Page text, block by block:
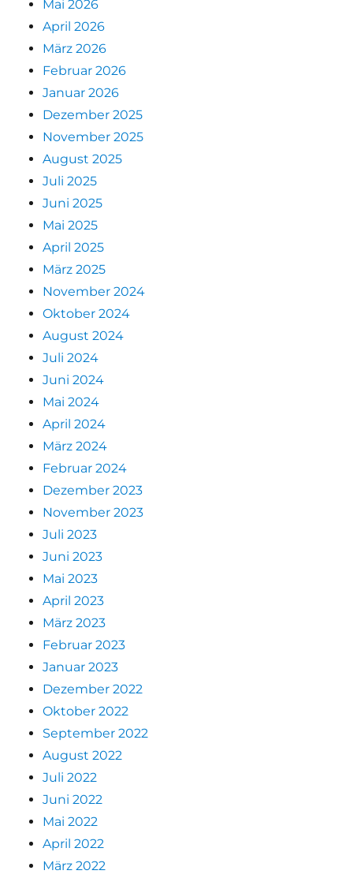
Mai 2026
April 2026
März 2026
Februar 2026
Januar 2026
Dezember 2025
November 2025
August 2025
Juli 2025
Juni 2025
Mai 2025
April 2025
März 2025
November 2024
Oktober 2024
August 2024
Juli 2024
Juni 2024
Mai 2024
April 2024
März 2024
Februar 2024
Dezember 2023
November 2023
Juli 2023
Juni 2023
Mai 2023
April 2023
März 2023
Februar 2023
Januar 2023
Dezember 2022
Oktober 2022
September 2022
August 2022
Juli 2022
Juni 2022
Mai 2022
April 2022
März 2022